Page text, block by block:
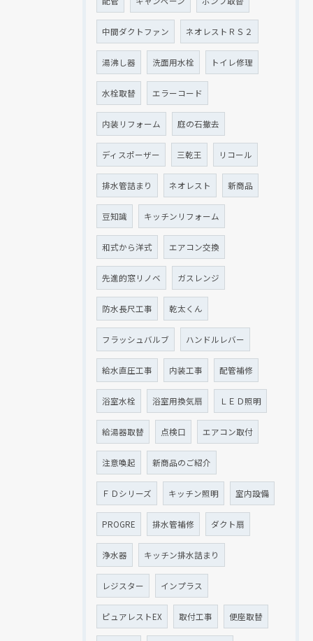
中間ダクトファン ネオレストＲＳ２
湯沸し器 洗面用水栓 トイレ修理
水栓取替 エラーコード
内装リフォーム 庭の石撤去
ディスポーザー 三乾王 リコール
排水管詰まり ネオレスト 新商品
豆知識 キッチンリフォーム
和式から洋式 エアコン交換
先進的窓リノベ ガスレンジ
防水長尺工事 乾太くん
フラッシュバルブ ハンドルレバー
給水直圧工事 内装工事 配管補修
浴室水栓 浴室用換気扇 ＬＥＤ照明
給湯器取替 点検口 エアコン取付
注意喚起 新商品のご紹介
ＦＤシリーズ キッチン照明 室内設備
PROGRE 排水管補修 ダクト扇
浄水器 キッチン排水詰まり
レジスター インプラス
ピュアレストEX 取付工事 便座取替